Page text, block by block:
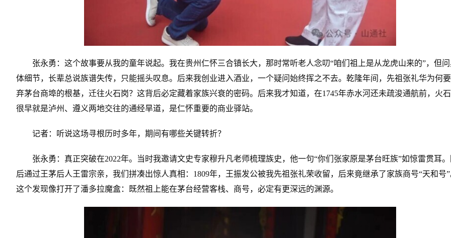
张永勇：这个故事要从我的童年说起。我在贵州仁怀三合镇长大，那时常听老人念叨“咱们祖上是从龙虎山来的”，但
体细节，长辈总说族谱失传，只能摇头叹息。后来我创业进入酒业，一个疑问始终挥之不去。乾隆年间，先祖张礼华为何
弃茅台商埠的根基，迁往火石岗？这背后必定藏着家族兴衰的密码。后来我才知道，在1745年赤水河还未疏浚通航前，火
很早就是泸州、遵义两地交往的通经旱道，是仁怀重要的商业驿站。
记者：听说这场寻根历时多年，期间有哪些关键转折？
张永勇：真正突破在2022年。当时我邀请文史专家穆升凡老师梳理族史，他一句“你们张家原是茅台旺族”如惊雷贯耳
后通过王茅后人王雷宗亲，我们拼凑出惊人真相：1809年，王振发公被我先祖张礼荣收留，后来竟继承了家族商号“天和号
这个发现像打开了潘多拉魔盒：既然祖上能在茅台经营客栈、商号，必定有更深远的渊源。